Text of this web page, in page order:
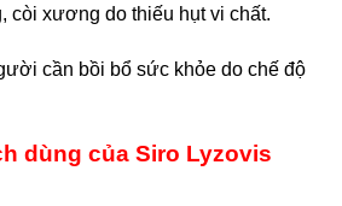
còi xương do thiếu hụt vi chất.
cần bồi bổ sức khỏe do chế độ
dùng của Siro Lyzovis